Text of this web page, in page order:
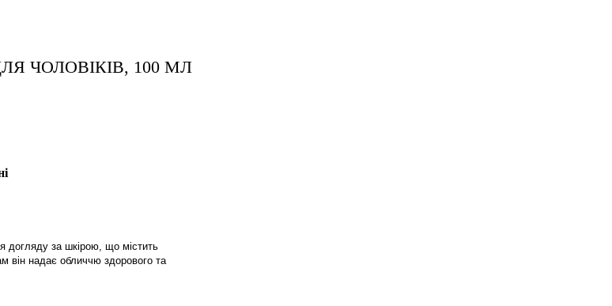
ЧОЛОВІКІВ, 100 МЛ
догляду за шкірою, що містить
він надає обличчю здорового та